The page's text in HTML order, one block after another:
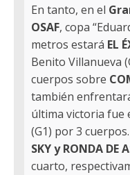
En tanto, en el
OSAF, copa
metros estará EL
Benito Villanueva
cuerpos sobre
también
última victoria fue
(G1) por 3
SKY y RONDA DE
cuarto,